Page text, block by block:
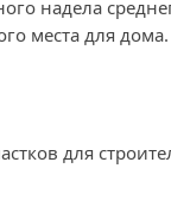
надела
места для
для